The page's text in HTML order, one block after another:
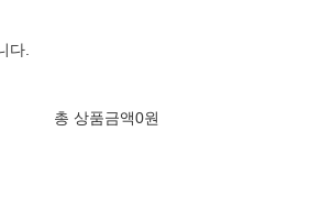
다.
총 상품금액0원